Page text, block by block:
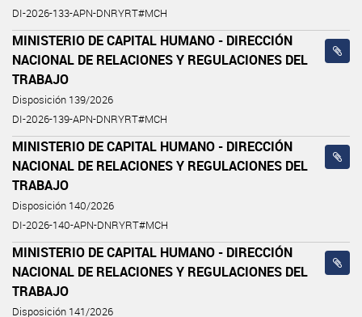
DI-2026-133-APN-DNRYRT#MCH
MINISTERIO DE CAPITAL HUMANO - DIRECCIÓN
NACIONAL DE RELACIONES Y REGULACIONES DEL
TRABAJO
Disposición 139/2026
DI-2026-139-APN-DNRYRT#MCH
MINISTERIO DE CAPITAL HUMANO - DIRECCIÓN
NACIONAL DE RELACIONES Y REGULACIONES DEL
TRABAJO
Disposición 140/2026
DI-2026-140-APN-DNRYRT#MCH
MINISTERIO DE CAPITAL HUMANO - DIRECCIÓN
NACIONAL DE RELACIONES Y REGULACIONES DEL
TRABAJO
Disposición 141/2026